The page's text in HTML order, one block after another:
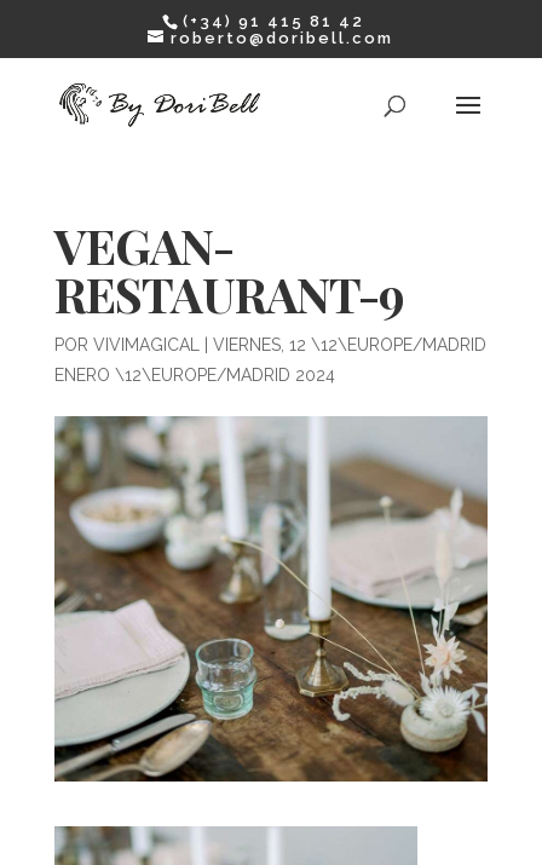
(+34) 91 415 81 42
roberto@doribell.com
VEGAN-
RESTAURANT-9
POR VIVIMAGICAL
VIERNES, 12 \12\EUROPE/MADRID
ENERO \12\EUROPE/MADRID 2024